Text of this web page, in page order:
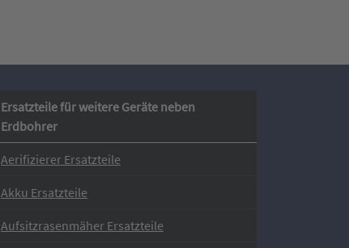
Ersatzteile für weitere Geräte neben
Erdbohrer
Aerifizierer Ersatzteile
Akku Ersatzteile
Aufsitzrasenmäher Ersatzteile